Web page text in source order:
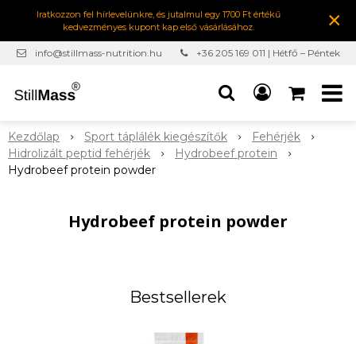
Iratkozzon fel hírlevelünkre, és jutalmul egy 1700 Ft értékű
kedvezményes kupont kap első vásárlásához.
×
info@stillmass-nutrition.hu
+36 205 169 011 | Hétfő – Péntek
Kezdőlap Sport táplálék kiegészítők
Fehérjék
Hidrolizált peptid fehérjék
Hydrobeef protein
Hydrobeef protein powder
Hydrobeef protein powder
Bestsellerek